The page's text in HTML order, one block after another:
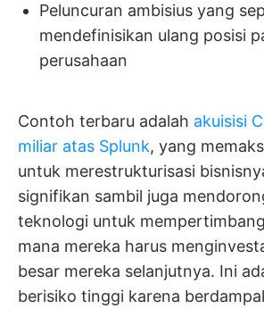
Peluncuran ambisius yang
mendefinisikan ulang posisi
perusahaan
Contoh terbaru adalah akuisisi
miliar atas Splunk, yang
untuk merestrukturisasi
signifikan sambil juga
teknologi untuk
mana mereka harus
besar mereka selanjutnya. Ini
berisiko tinggi karena